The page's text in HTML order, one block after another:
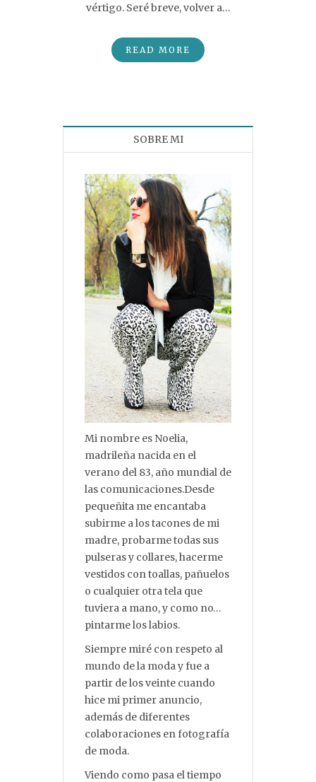
vértigo. Seré breve, volver a…
READ MORE
SOBRE MI
Mi nombre es Noelia,
madrileña nacida en el
verano del 83, año mundial de
las comunicaciones.Desde
pequeñita me encantaba
subirme a los tacones de mi
madre, probarme todas sus
pulseras y collares, hacerme
vestidos con toallas, pañuelos
o cualquier otra tela que
tuviera a mano, y como no…
pintarme los labios.
Siempre miré con respeto al
mundo de la moda y fue a
partir de los veinte cuando
hice mi primer anuncio,
además de diferentes
colaboraciones en fotografía
de moda.
Viendo como pasa el tiempo